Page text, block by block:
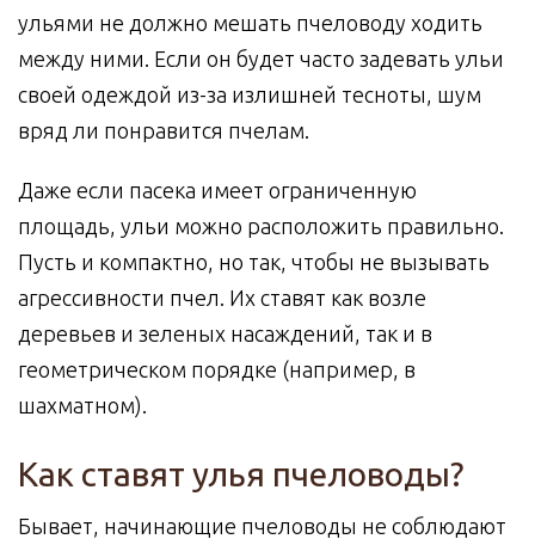
ульями не должно мешать пчеловоду ходить
между ними. Если он будет часто задевать ульи
своей одеждой из-за излишней тесноты, шум
вряд ли понравится пчелам.
Даже если пасека имеет ограниченную
площадь, ульи можно расположить правильно.
Пусть и компактно, но так, чтобы не вызывать
агрессивности пчел. Их ставят как возле
деревьев и зеленых насаждений, так и в
геометрическом порядке (например, в
шахматном).
Как ставят улья пчеловоды?
Бывает, начинающие пчеловоды не соблюдают